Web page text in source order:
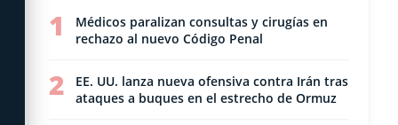
1
Médicos paralizan consultas y cirugías en
rechazo al nuevo Código Penal
2
EE. UU. lanza nueva ofensiva contra Irán tras
ataques a buques en el estrecho de Ormuz